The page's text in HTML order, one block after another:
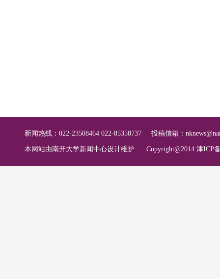
新闻热线：022-23508464 022-85358737 投稿信箱：
本网站由南开大学新闻中心设计维护 Copyright@2014 津ICP